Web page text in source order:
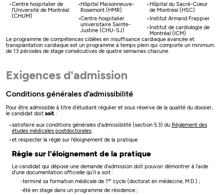
Centre hospitalier de
l’Université de Montréal
(CHUM)
Hôpital Maisonneuve-
Rosemont (HMR)
Hôpital du Sacré-Coeur
de Montréal (HSC)
Centre hospitalier
universitaire Sainte-
Justine (CHU-SJ)
Institut Armand Frappier
Institut de cardiologie de
Montréal (ICM)
Le programme de compétences ciblées en insuffisance cardiaque avancée et
transplantation cardiaque est un programme à temps plein qui comporte un minimum
de 13 périodes de stage consécutives de quatre semaines chacune.
Exigences d'admission
Conditions générales d’admissibilité
Pour être admissible à titre d’étudiant régulier et sous réserve de la qualité du dossier,
le candidat doitsoit :
satisfaire aux conditions générales d’admissibilité (section 5.3) du Règlement des
études médicales postdoctorales;
et respecter la règle sur l'éloignement de la pratique.
Règle sur l'éloignement de la pratique
Le candidat qui dépose une demande d’admission doit pouvoir démontrer à l’aide
d’une documentation officielle qu’il a soit :
terminé sa formation médicale de 1er cycle (doctorat en médecine, M.D.) ;
été en stage dans un programme de résidence ;